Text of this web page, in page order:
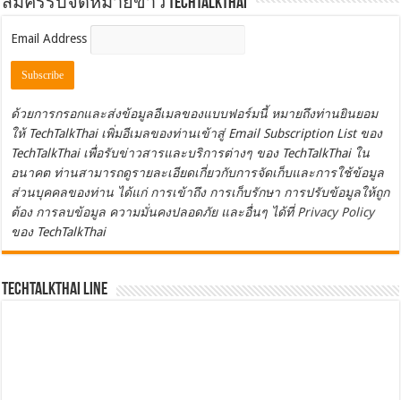
สมัครรับจดหมายข่าว TechTalkThai
Email Address
ด้วยการกรอกและส่งข้อมูลอีเมลของแบบฟอร์มนี้ หมายถึงท่านยินยอม
ให้ TechTalkThai เพิ่มอีเมลของท่านเข้าสู่ Email Subscription List ของ
TechTalkThai เพื่อรับข่าวสารและบริการต่างๆ ของ TechTalkThai ใน
อนาคต ท่านสามารถดูรายละเอียดเกี่ยวกับการจัดเก็บและการใช้ข้อมูล
ส่วนบุคคลของท่าน ได้แก่ การเข้าถึง การเก็บรักษา การปรับข้อมูลให้ถูก
ต้อง การลบข้อมูล ความมั่นคงปลอดภัย และอื่นๆ ได้ที่Privacy Policy
ของ TechTalkThai
TechTalkThai LINE